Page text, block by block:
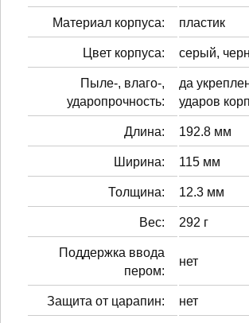
Материал корпуса: пластик
Цвет корпуса: серый,
Пыле-, влаго-,
ударопрочность:
да
ударов
Длина: 192.8 мм
Ширина: 115 мм
Толщина: 12.3 мм
Вес: 292 г
Поддержка ввода
пером:
нет
Защита от царапин: нет